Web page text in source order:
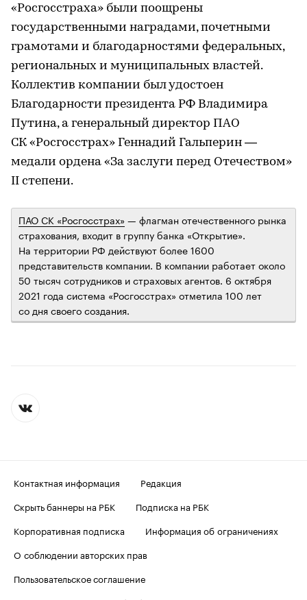
«Росгосстраха» были поощрены
государственными наградами, почетными
грамотами и благодарностями федеральных,
региональных и муниципальных властей.
Коллектив компании был удостоен
Благодарности президента РФ Владимира
Путина, а генеральный директор ПАО
СК «Росгосстрах» Геннадий Гальперин —
медали ордена «За заслуги перед Отечеством»
II степени.
ПАО СК «Росгосстрах» — флагман отечественного рынка
страхования, входит в группу банка «Открытие».
На территории РФ действуют более 1600
представительств компании. В компании работает около
50 тысяч сотрудников и страховых агентов. 6 октября
2021 года система «Росгосстрах» отметила 100 лет
со дня своего создания.
Контактная информация
Редакция
Скрыть баннеры на РБК
Подписка на РБК
Корпоративная подписка
Информация об ограничениях
О соблюдении авторских прав
Пользовательское соглашение